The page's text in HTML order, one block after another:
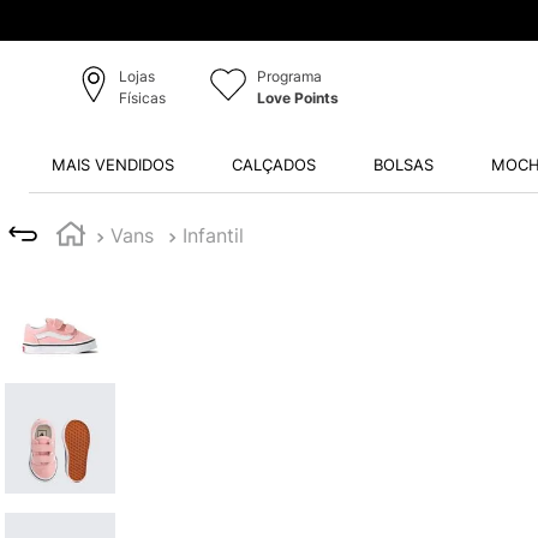
Lojas
Físicas
Programa
Love Points
MAIS VENDIDOS CALÇADOS BOLSAS
Vans Infantil